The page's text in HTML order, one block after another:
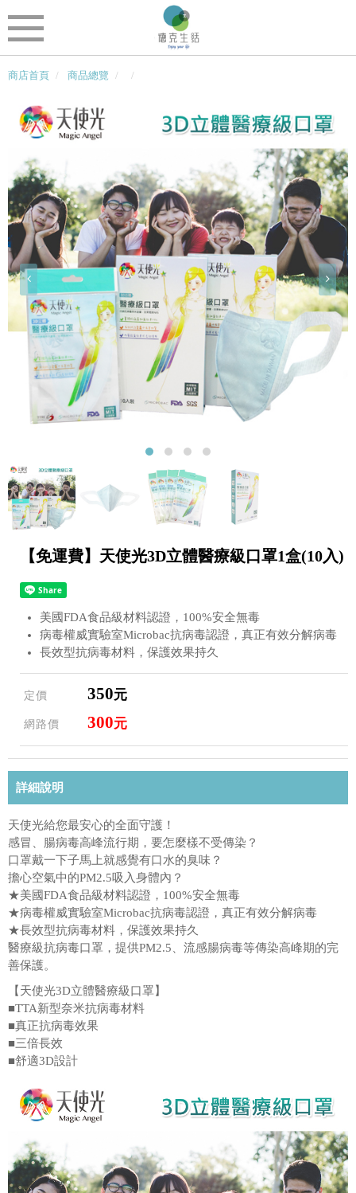
商店首頁 商品總覽
【免運費】天使光3D立體醫療級口罩1盒(10入)
美國FDA食品級材料認證，100%安全無毒
病毒權威實驗室Microbac抗病毒認證，真正有效分解病毒
長效型抗病毒材料，保護效果持久
定價 350元
網路價 300元
詳細說明
天使光給您最安心的全面守護！
感冒、腸病毒高峰流行期，要怎麼樣不受傳染？
口罩戴一下子馬上就感覺有口水的臭味？
擔心空氣中的PM2.5吸入身體內？
★美國FDA食品級材料認證，100%安全無毒
★病毒權威實驗室Microbac抗病毒認證，真正有效分解病毒
★長效型抗病毒材料，保護效果持久
醫療級抗病毒口罩，提供PM2.5、流感腸病毒等傳染高峰期的完
善保護。
【天使光3D立體醫療級口罩】
■TTA新型奈米抗病毒材料
■真正抗病毒效果
■三倍長效
■舒適3D設計